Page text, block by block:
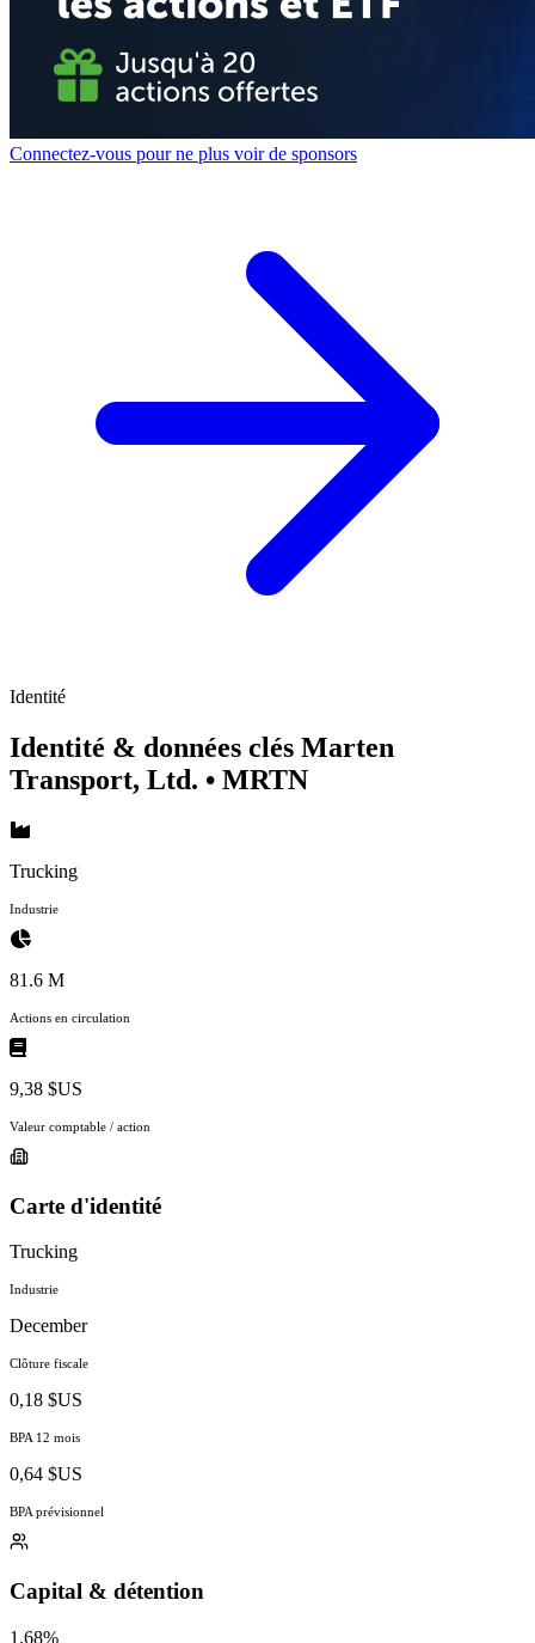
Connectez-vous pour ne plus voir de sponsors
Identité
Identité & données clés Marten
Transport, Ltd. • MRTN
Trucking
Industrie
81.6 M
Actions en circulation
9,38 $US
Valeur comptable / action
Carte d'identité
Trucking
Industrie
December
Clôture fiscale
0,18 $US
BPA 12 mois
0,64 $US
BPA prévisionnel
Capital & détention
1.68%